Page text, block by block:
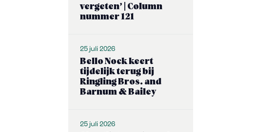
vergeten’ | Column
nummer 121
25 juli 2026
Bello Nock keert
tijdelijk terug bij
Ringling Bros. and
Barnum & Bailey
25 juli 2026